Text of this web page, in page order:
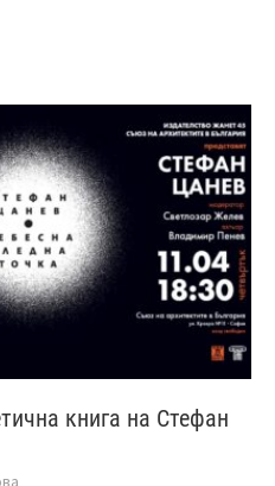
книга на Стефан